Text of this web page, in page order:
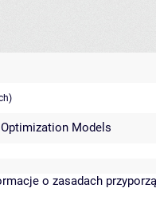
Models
o zasadach